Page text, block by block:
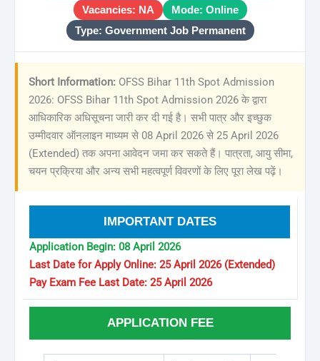
Vacancies: NA
Mode: Online
Type: Government Job Permanent
Short Information: OFSS Bihar 11th Spot Admission
2026: OFSS Bihar 11th Spot Admission 2026 के द्वारा
आधिकारिक अधिसूचना जारी कर दी गई है। सभी पात्र और इच्छुक
उम्मीदवार ऑनलाइन माध्यम से 08 April 2026 से 25 April 2026
(Extended) तक अपना आवेदन जमा कर सकते हैं। पात्रता, आयु सीमा,
चयन प्रक्रिया और अन्य सभी महत्वपूर्ण विवरणों के लिए पूरा लेख पढ़ें।
IMPORTANT DATES
Application Begin: 08 April 2026
Last Date for Apply Online: 25 April 2026 (Extended)
Pay Exam Fee Last Date: 25 April 2026
APPLICATION FEE